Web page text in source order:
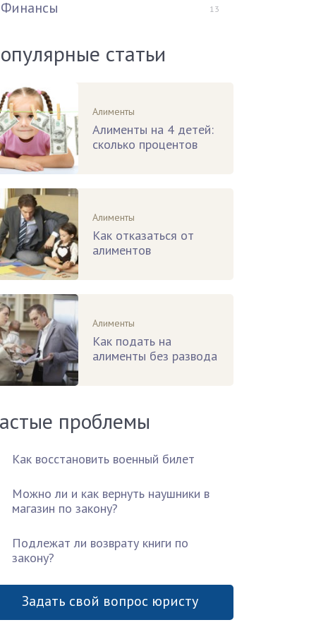
Финансы 13
статьи
Алименты
Алименты на 4 детей:
сколько процентов
Алименты
Как отказаться от
алиментов
Алименты
Как подать на
алименты без развода
проблемы
Как восстановить военный билет
Можно ли и как вернуть наушники в
магазин по закону?
Подлежат ли возврату книги по
закону?
Задать свой вопрос юристу